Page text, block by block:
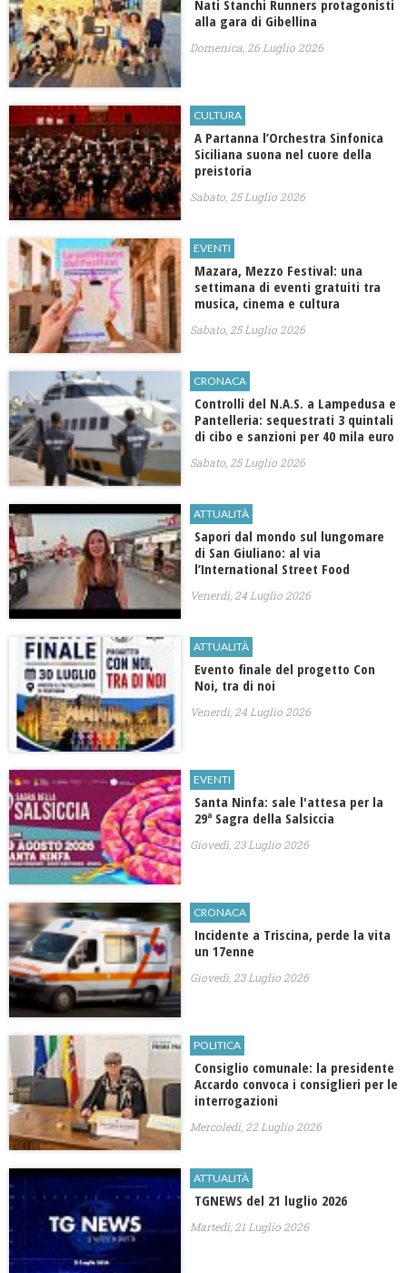
Nati Stanchi Runners protagonisti
alla gara di Gibellina
Domenica, 26 Luglio 2026
CULTURA
​A Partanna l’Orchestra Sinfonica
Siciliana suona nel cuore della
preistoria
Sabato, 25 Luglio 2026
EVENTI
Mazara, Mezzo Festival: una
settimana di eventi gratuiti tra
musica, cinema e cultura
Sabato, 25 Luglio 2026
CRONACA
Controlli del N.A.S. a Lampedusa e
Pantelleria: sequestrati 3 quintali
di cibo e sanzioni per 40 mila euro
Sabato, 25 Luglio 2026
ATTUALITÀ
Sapori dal mondo sul lungomare
di San Giuliano: al via
l’International Street Food
Venerdì, 24 Luglio 2026
ATTUALITÀ
Evento finale del progetto Con
Noi, tra di noi
Venerdì, 24 Luglio 2026
EVENTI
Santa Ninfa: sale l'attesa per la
29ª Sagra della Salsiccia
Giovedì, 23 Luglio 2026
CRONACA
Incidente a Triscina, perde la vita
un 17enne
Giovedì, 23 Luglio 2026
POLITICA
Consiglio comunale: la presidente
Accardo convoca i consiglieri per le
interrogazioni
Mercoledì, 22 Luglio 2026
ATTUALITÀ
TGNEWS del 21 luglio 2026
Martedì, 21 Luglio 2026